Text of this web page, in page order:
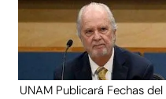
UNAM Publicará Fechas